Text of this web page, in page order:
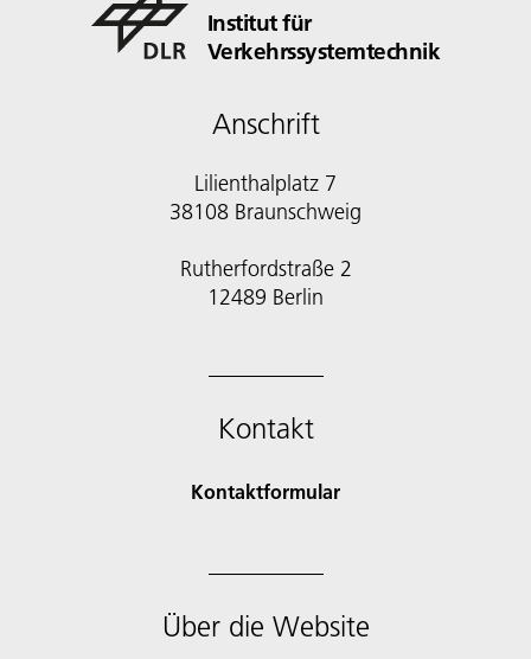
Institut für
Verkehrssystemtechnik
Anschrift
Lilienthalplatz 7
38108 Braunschweig
Rutherfordstraße 2
12489 Berlin
Kontakt
Kontaktformular
Über die Website